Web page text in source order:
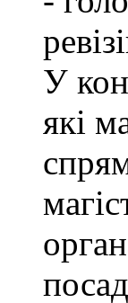
У
які